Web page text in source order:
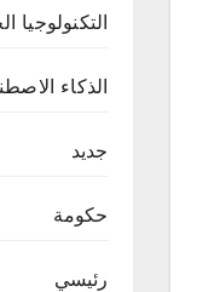
التكنولوجيا
الذكاء
جديد
حكومة
رئيسي